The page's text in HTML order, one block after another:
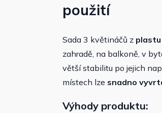
použití
Sada 3 květináčů z
zahradě, na balkoně, v
větší stabilitu po jejich
místech lze snadno
Výhody produktu: